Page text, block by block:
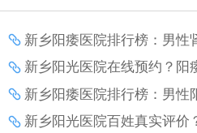
新乡阳痿医院排行榜：男性
新乡阳光医院在线预约？阳
新乡阳痿医院排行榜：男性
新乡阳光医院百姓真实评价